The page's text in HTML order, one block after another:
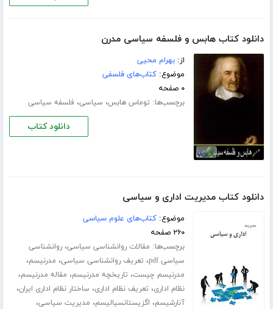
دانلود کتاب هابس و فلسفه سیاسی مدرن
از:بهرام محیی
موضوع:کتاب‌های فلسفی
۰ صفحه
برچسب‌ها: توماس هابس، سیاسی، فلسفه سیاسی
دانلود کتاب
دانلود کتاب مدیریت اداری و سیاسی
موضوع:کتاب‌های علوم سیاسی
۲۶۰ صفحه
برچسب‌ها: مقالات روانشناسی سیاسی،روانشناسی
سیاسی pdf
، تعریف روانشناسی سیاسی، مدرنیسم،
مدرنیسم چیست، تاریخچه مدرنیسم، مقاله مدرنیسم،
نظام اداری، تعریف نظام اداری، ساختار نظام اداری ایران،
آنارشیسم، اگزیستانسیالیسم، مدیریت سیاسی،